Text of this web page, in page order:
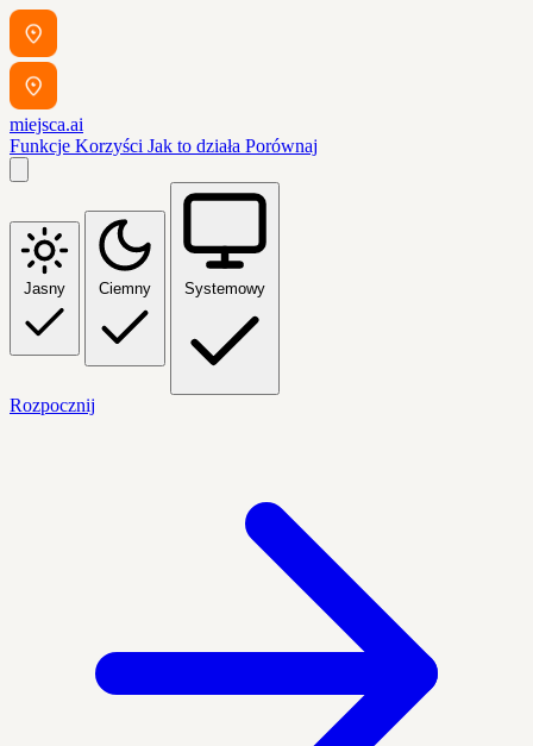
miejsca.ai
Funkcje Korzyści Jak to działa Porównaj
Jasny Ciemny Systemowy
Rozpocznij